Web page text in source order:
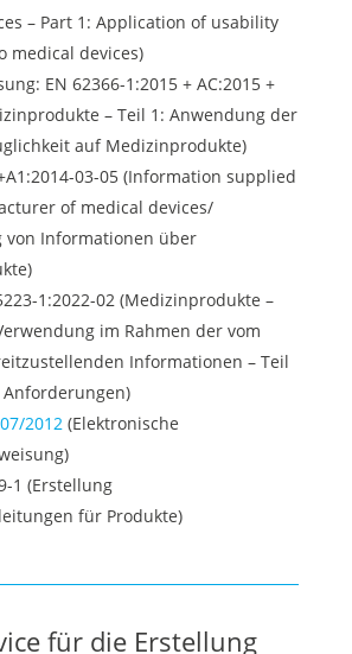
– Part 1: Application of usability
medical devices)
EN 62366-1:2015 + AC:2015 +
– Teil 1: Anwendung der
auf Medizinprodukte)
03-05 (Information supplied
of medical devices/
von Informationen über
1:2022-02 (Medizinprodukte –
im Rahmen der vom
Informationen – Teil
2012(Elektronische
1 (Erstellung
für Produkte)
für die Erstellung